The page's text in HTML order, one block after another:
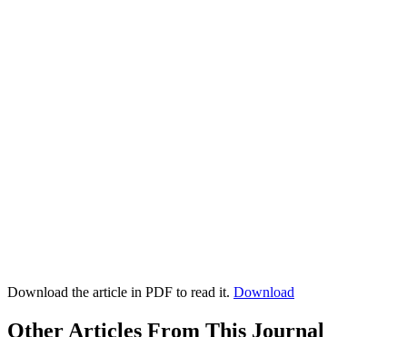
Download the article in PDF to read it. Download
Other Articles From This Journal